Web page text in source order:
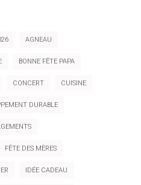
AGNEAU
BONNE FÊTE PAPA
CONCERT CUISINE
DURABLE
FÊTE DES MÈRES
IDÉE CADEAU